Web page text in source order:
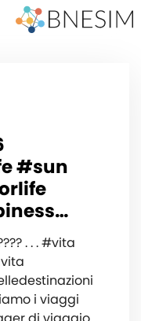
#sun
. . . #vita
i viaggi